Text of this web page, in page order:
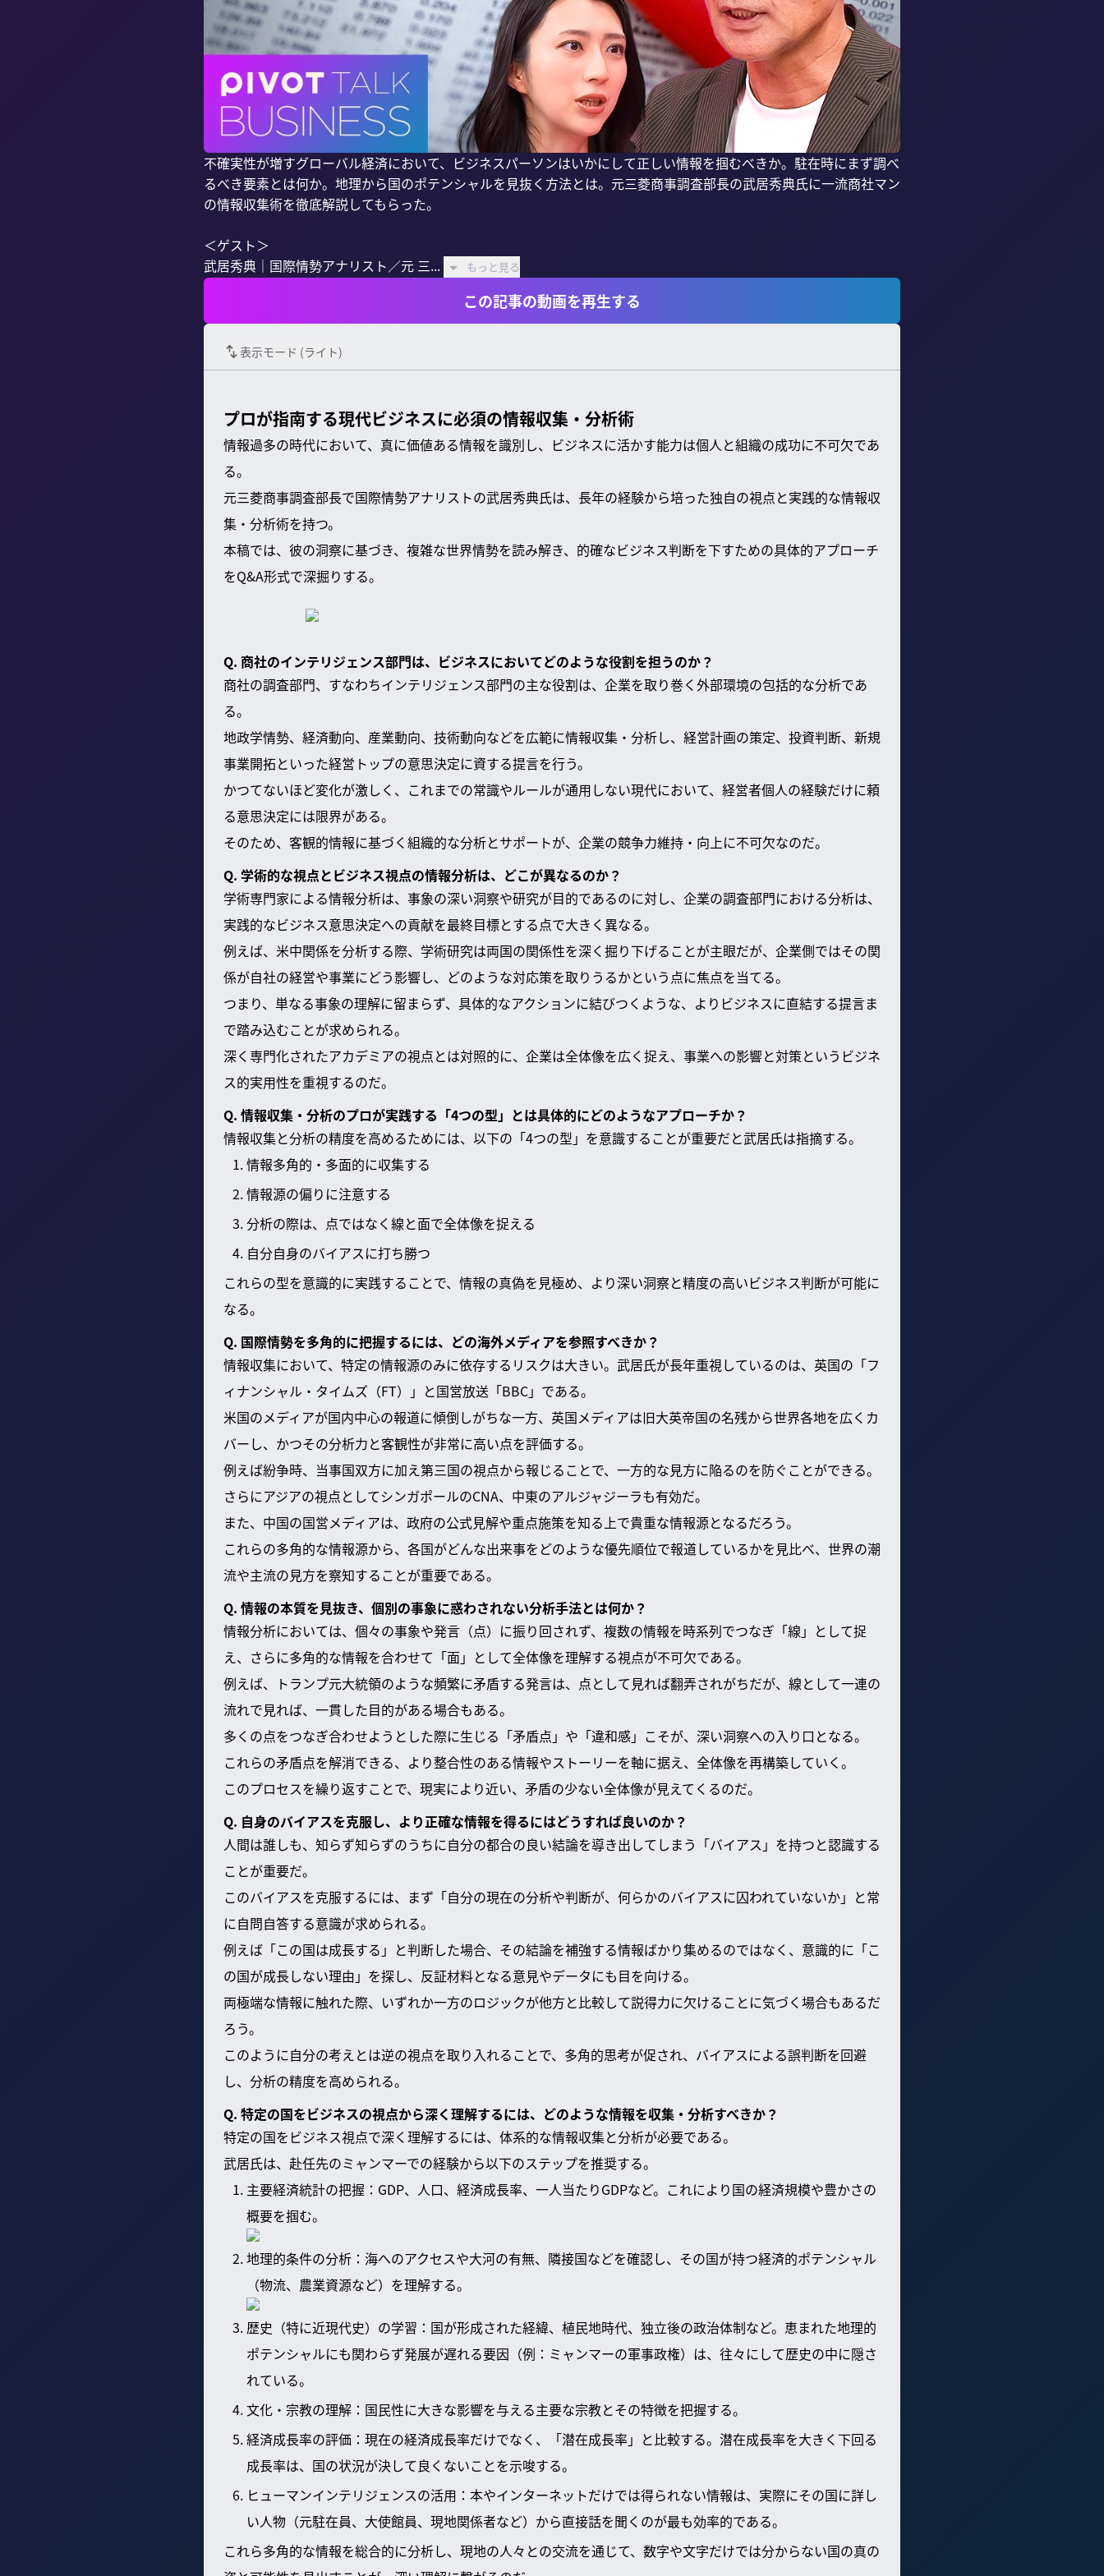
不確実性が増すグローバル経済において、ビジネスパーソンはいかにして正しい情報を掴むべきか。駐在時にまず調べ
るべき要素とは何か。地理から国のポテンシャルを見抜く方法とは。元三菱商事調査部長の武居秀典氏に一流商社マン
の情報収集術を徹底解説してもらった。
＜ゲスト＞
武居秀典｜国際情勢アナリスト／元 三...
もっと見る
この記事の動画を再生する
表示モード (ライト)
プロが指南する現代ビジネスに必須の情報収集・分析術
情報過多の時代において、真に価値ある情報を識別し、ビジネスに活かす能力は個人と組織の成功に不可欠であ
る。
元三菱商事調査部長で国際情勢アナリストの武居秀典氏は、長年の経験から培った独自の視点と実践的な情報収
集・分析術を持つ。
本稿では、彼の洞察に基づき、複雑な世界情勢を読み解き、的確なビジネス判断を下すための具体的アプローチ
をQ&A形式で深掘りする。
Q. 商社のインテリジェンス部門は、ビジネスにおいてどのような役割を担うのか？
商社の調査部門、すなわちインテリジェンス部門の主な役割は、企業を取り巻く外部環境の包括的な分析であ
る。
地政学情勢、経済動向、産業動向、技術動向などを広範に情報収集・分析し、経営計画の策定、投資判断、新規
事業開拓といった経営トップの意思決定に資する提言を行う。
かつてないほど変化が激しく、これまでの常識やルールが通用しない現代において、経営者個人の経験だけに頼
る意思決定には限界がある。
そのため、客観的情報に基づく組織的な分析とサポートが、企業の競争力維持・向上に不可欠なのだ。
Q. 学術的な視点とビジネス視点の情報分析は、どこが異なるのか？
学術専門家による情報分析は、事象の深い洞察や研究が目的であるのに対し、企業の調査部門における分析は、
実践的なビジネス意思決定への貢献を最終目標とする点で大きく異なる。
例えば、米中関係を分析する際、学術研究は両国の関係性を深く掘り下げることが主眼だが、企業側ではその関
係が自社の経営や事業にどう影響し、どのような対応策を取りうるかという点に焦点を当てる。
つまり、単なる事象の理解に留まらず、具体的なアクションに結びつくような、よりビジネスに直結する提言ま
で踏み込むことが求められる。
深く専門化されたアカデミアの視点とは対照的に、企業は全体像を広く捉え、事業への影響と対策というビジネ
ス的実用性を重視するのだ。
Q. 情報収集・分析のプロが実践する「4つの型」とは具体的にどのようなアプローチか？
情報収集と分析の精度を高めるためには、以下の「4つの型」を意識することが重要だと武居氏は指摘する。
情報多角的・多面的に収集する
情報源の偏りに注意する
分析の際は、点ではなく線と面で全体像を捉える
自分自身のバイアスに打ち勝つ
これらの型を意識的に実践することで、情報の真偽を見極め、より深い洞察と精度の高いビジネス判断が可能に
なる。
Q. 国際情勢を多角的に把握するには、どの海外メディアを参照すべきか？
情報収集において、特定の情報源のみに依存するリスクは大きい。武居氏が長年重視しているのは、英国の「フ
ィナンシャル・タイムズ（FT）」と国営放送「BBC」である。
米国のメディアが国内中心の報道に傾倒しがちな一方、英国メディアは旧大英帝国の名残から世界各地を広くカ
バーし、かつその分析力と客観性が非常に高い点を評価する。
例えば紛争時、当事国双方に加え第三国の視点から報じることで、一方的な見方に陥るのを防ぐことができる。
さらにアジアの視点としてシンガポールのCNA、中東のアルジャジーラも有効だ。
また、中国の国営メディアは、政府の公式見解や重点施策を知る上で貴重な情報源となるだろう。
これらの多角的な情報源から、各国がどんな出来事をどのような優先順位で報道しているかを見比べ、世界の潮
流や主流の見方を察知することが重要である。
Q. 情報の本質を見抜き、個別の事象に惑わされない分析手法とは何か？
情報分析においては、個々の事象や発言（点）に振り回されず、複数の情報を時系列でつなぎ「線」として捉
え、さらに多角的な情報を合わせて「面」として全体像を理解する視点が不可欠である。
例えば、トランプ元大統領のような頻繁に矛盾する発言は、点として見れば翻弄されがちだが、線として一連の
流れで見れば、一貫した目的がある場合もある。
多くの点をつなぎ合わせようとした際に生じる「矛盾点」や「違和感」こそが、深い洞察への入り口となる。
これらの矛盾点を解消できる、より整合性のある情報やストーリーを軸に据え、全体像を再構築していく。
このプロセスを繰り返すことで、現実により近い、矛盾の少ない全体像が見えてくるのだ。
Q. 自身のバイアスを克服し、より正確な情報を得るにはどうすれば良いのか？
人間は誰しも、知らず知らずのうちに自分の都合の良い結論を導き出してしまう「バイアス」を持つと認識する
ことが重要だ。
このバイアスを克服するには、まず「自分の現在の分析や判断が、何らかのバイアスに囚われていないか」と常
に自問自答する意識が求められる。
例えば「この国は成長する」と判断した場合、その結論を補強する情報ばかり集めるのではなく、意識的に「こ
の国が成長しない理由」を探し、反証材料となる意見やデータにも目を向ける。
両極端な情報に触れた際、いずれか一方のロジックが他方と比較して説得力に欠けることに気づく場合もあるだ
ろう。
このように自分の考えとは逆の視点を取り入れることで、多角的思考が促され、バイアスによる誤判断を回避
し、分析の精度を高められる。
Q. 特定の国をビジネスの視点から深く理解するには、どのような情報を収集・分析すべきか？
特定の国をビジネス視点で深く理解するには、体系的な情報収集と分析が必要である。
武居氏は、赴任先のミャンマーでの経験から以下のステップを推奨する。
主要経済統計の把握：GDP、人口、経済成長率、一人当たりGDPなど。これにより国の経済規模や豊かさの
概要を掴む。
地理的条件の分析：海へのアクセスや大河の有無、隣接国などを確認し、その国が持つ経済的ポテンシャル
（物流、農業資源など）を理解する。
歴史（特に近現代史）の学習：国が形成された経緯、植民地時代、独立後の政治体制など。恵まれた地理的
ポテンシャルにも関わらず発展が遅れる要因（例：ミャンマーの軍事政権）は、往々にして歴史の中に隠さ
れている。
文化・宗教の理解：国民性に大きな影響を与える主要な宗教とその特徴を把握する。
経済成長率の評価：現在の経済成長率だけでなく、「潜在成長率」と比較する。潜在成長率を大きく下回る
成長率は、国の状況が決して良くないことを示唆する。
ヒューマンインテリジェンスの活用：本やインターネットだけでは得られない情報は、実際にその国に詳し
い人物（元駐在員、大使館員、現地関係者など）から直接話を聞くのが最も効率的である。
これら多角的な情報を総合的に分析し、現地の人々との交流を通じて、数字や文字だけでは分からない国の真の